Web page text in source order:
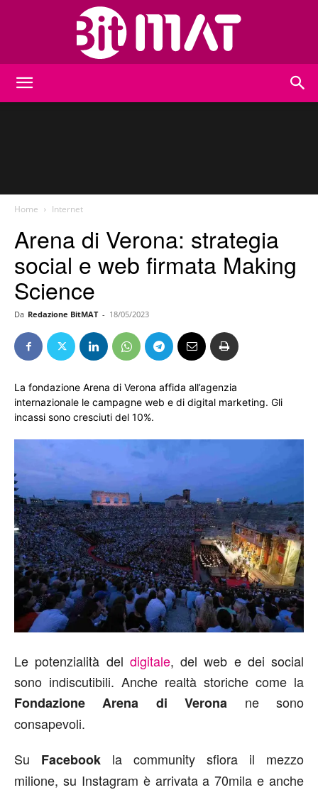
Home Internet
Arena di Verona: strategia
social e web firmata Making
Science
Da Redazione BitMAT - 18/05/2023
La fondazione Arena di Verona affida all’agenzia
internazionale le campagne web e di digital marketing. Gli
incassi sono cresciuti del 10%.
Le potenzialità del digitale, del web e dei social
sono indiscutibili. Anche realtà storiche come la
Fondazione Arena di Verona ne sono
consapevoli.
Su Facebook la community sfiora il mezzo
milione, su Instagram è arrivata a 70mila e anche